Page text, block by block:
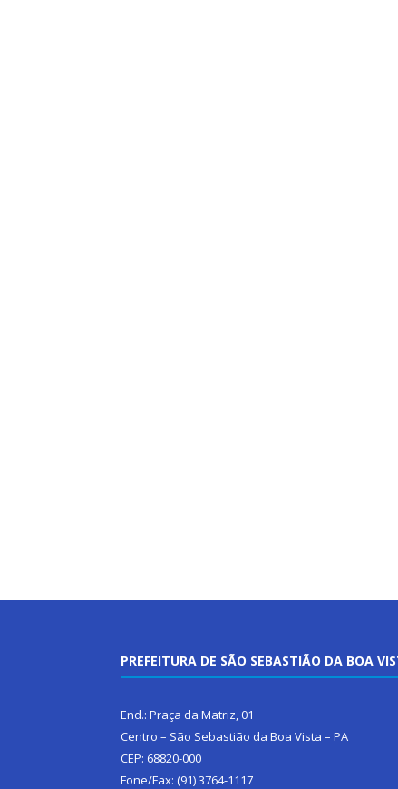
PREFEITURA DE SÃO SEBASTIÃO DA BOA
End.: Praça da Matriz, 01
Centro – São Sebastião da Boa Vista – PA
CEP: 68820-000
Fone/Fax: (91) 3764-1117